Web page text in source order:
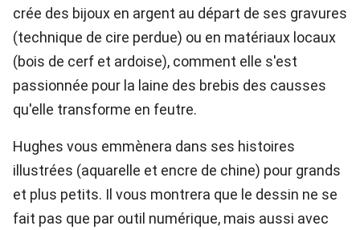
crée des bijoux en argent au départ de ses gravures
(technique de cire perdue) ou en matériaux locaux
(bois de cerf et ardoise), comment elle s'est
passionnée pour la laine des brebis des causses
qu'elle transforme en feutre.
Hughes vous emmènera dans ses histoires
illustrées (aquarelle et encre de chine) pour grands
et plus petits. Il vous montrera que le dessin ne se
fait pas que par outil numérique, mais aussi avec